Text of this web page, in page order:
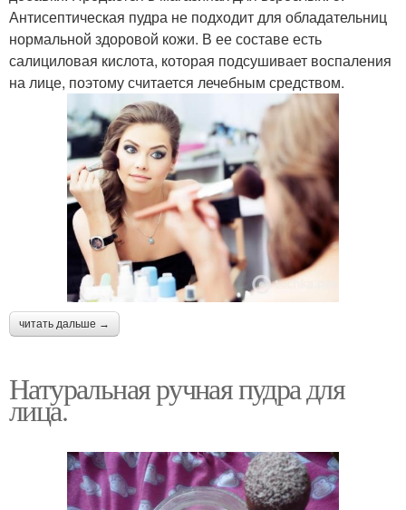
Антисептическая пудра не подходит для обладательниц
нормальной здоровой кожи. В ее составе есть
салициловая кислота, которая подсушивает воспаления
на лице, поэтому считается лечебным средством.
читать дальше →
Натуральная ручная пудра для
лица.